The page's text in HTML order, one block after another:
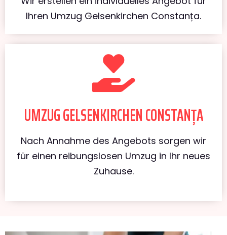
Ihren Umzug Gelsenkirchen Constanța.
UMZUG GELSENKIRCHEN CONSTANȚA
Nach Annahme des Angebots sorgen wir
für einen reibungslosen Umzug in Ihr neues
Zuhause.